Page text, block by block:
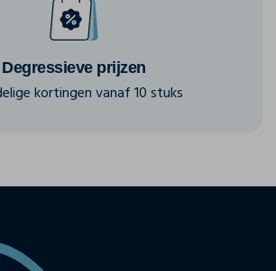
Degressieve prijzen
kortingen vanaf 10 stuks